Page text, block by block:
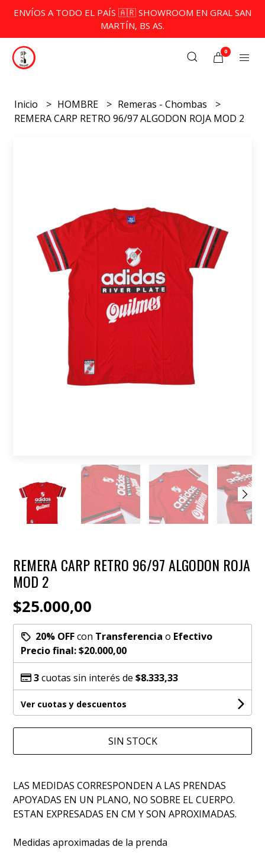
ENVÍOS A TODO EL PAÍS 🇦🇷 SHOWROOM EN GRAL SAN
MARTÍN, BS AS.
0
Inicio HOMBRE
Remeras - Chombas
REMERA CARP RETRO 96/97 ALGODON ROJA MOD 2
REMERA CARP RETRO 96/97 ALGODON ROJA
MOD 2
$25.000,00
20% OFFcon Transferencia o Efectivo
Precio final:$20.000,00
3cuotas sin interés de$8.333,33
Ver cuotas y descuentos
SIN STOCK
LAS MEDIDAS CORRESPONDEN A LAS PRENDAS
APOYADAS EN UN PLANO, NO SOBRE EL CUERPO.
ESTAN EXPRESADAS EN CM Y SON APROXIMADAS.
Medidas aproximadas de la prenda